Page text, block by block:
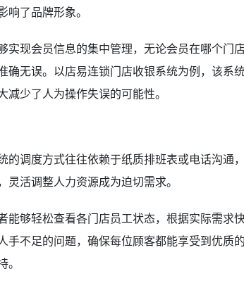
了品牌形象。
现会员信息的集中管理，无论会员在哪个门
无误。以店易连锁门店收银系统为例，该系
少了人为操作失误的可能性。
调度方式往往依赖于纸质排班表或电话沟通
活调整人力资源成为迫切需求。
够轻松查看各门店员工状态，根据实际需求
不足的问题，确保每位顾客都能享受到优质的